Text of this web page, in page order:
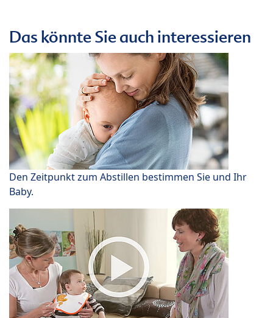
Das könnte Sie auch interessieren
Den Zeitpunkt zum Abstillen bestimmen Sie und Ihr
Baby.